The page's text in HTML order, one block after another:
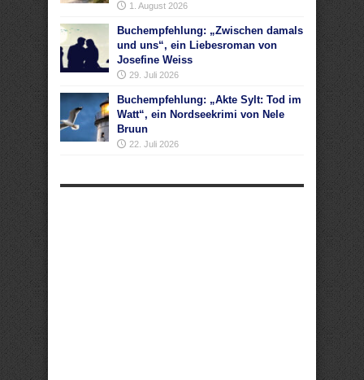
1. August 2026
Buchempfehlung: „Zwischen damals
und uns“, ein Liebesroman von
Josefine Weiss
29. Juli 2026
Buchempfehlung: „Akte Sylt: Tod im
Watt“, ein Nordseekrimi von Nele
Bruun
22. Juli 2026